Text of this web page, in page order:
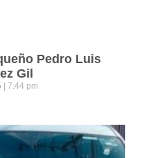
Pedro Luis
Gil
7:44 pm